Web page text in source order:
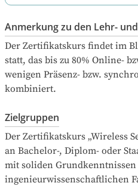
Anmerkung zu den Lehr-
Der Zertifikatskurs findet im
statt, das bis zu 80% Online-
wenigen Präsenz- bzw.
kombiniert.
Zielgruppen
Der Zertifikatskurs „Wireless
an Bachelor-, Diplom- oder
mit soliden
ingenieurwissenschaftlichen